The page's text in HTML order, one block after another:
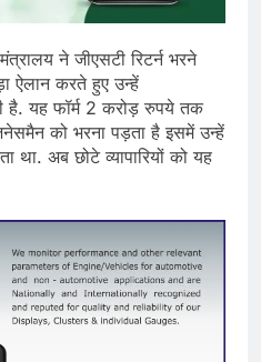
मंत्रालय ने जीएसटी रिटर्न भरने
ऐलान करते हुए उन्हें
यह फॉर्म 2 करोड़ रुपये तक
को भरना पड़ता है इसमें उन्हें
था. अब छोटे व्‍यापारियों को यह